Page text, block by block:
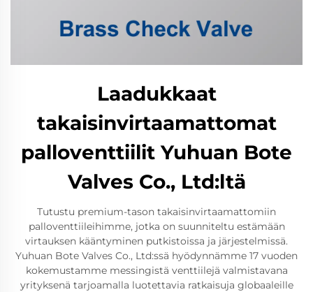
Laadukkaat
takaisinvirtaamattomat
palloventtiilit Yuhuan Bote
Valves Co., Ltd:ltä
Tutustu premium-tason takaisinvirtaamattomiin
palloventtiileihimme, jotka on suunniteltu estämään
virtauksen kääntyminen putkistoissa ja järjestelmissä.
Yuhuan Bote Valves Co., Ltd:ssä hyödynnämme 17 vuoden
kokemustamme messingistä venttiilejä valmistavana
yrityksenä tarjoamalla luotettavia ratkaisuja globaaleille